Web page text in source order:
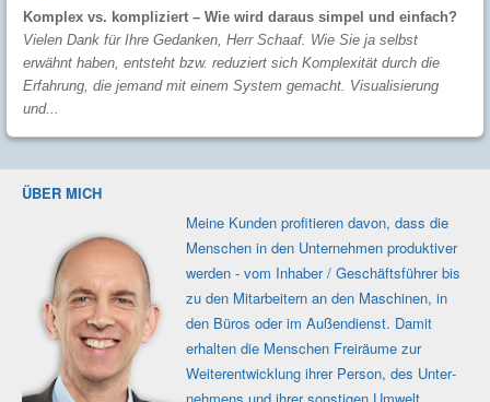
Komplex vs. kompliziert – Wie wird daraus simpel und einfach?
Vielen Dank für Ihre Gedanken, Herr Schaaf. Wie Sie ja selbst
erwähnt haben, entsteht bzw. reduziert sich Komplexität durch die
Erfahrung, die jemand mit einem System gemacht. Visualisierung
und...
ÜBER MICH
Meine Kunden profi­tieren davon, dass die
Men­schen in den Unter­nehmen produk­tiver
werden - vom Inhaber / Geschäfts­führer bis
zu den Mit­ar­beitern an den Maschi­nen, in
den Büros oder im Außen­dienst. Damit
erhalten die Men­schen Frei­räume zur
Weiter­ent­wicklung ihrer Person, des Unter­
nehmens und ihrer sons­tigen Umwelt.